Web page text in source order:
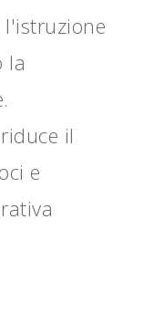
l'istruzione
la
il
e